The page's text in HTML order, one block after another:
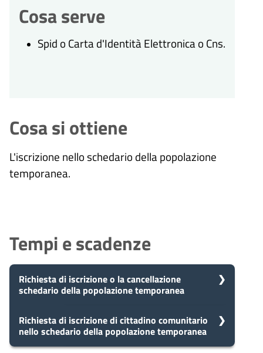
Cosa serve
Spid o Carta d'Identità Elettronica o Cns.
Cosa si ottiene
L'iscrizione nello schedario della popolazione
temporanea.
Tempi e scadenze
Richiesta di iscrizione o la cancellazione
schedario della popolazione temporanea
5 Presa in carico
Dopo aver presentato la tua
richiesta, il comune avvia il
Richiesta di iscrizione di cittadino comunitario
nello schedario della popolazione temporanea